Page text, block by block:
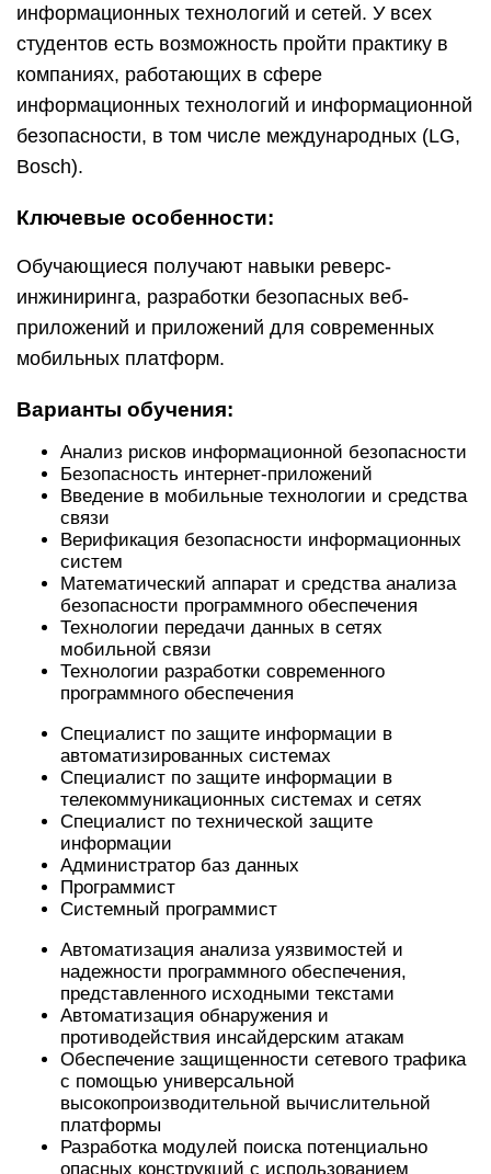
информационных технологий и сетей. У всех
студентов есть возможность пройти практику в
компаниях, работающих в сфере
информационных технологий и информационной
безопасности, в том числе международных (LG,
Bosch).
Ключевые особенности:
Обучающиеся получают навыки реверс-
инжиниринга, разработки безопасных веб-
приложений и приложений для современных
мобильных платформ.
Варианты обучения:
Анализ рисков информационной безопасности
Безопасность интернет-приложений
Введение в мобильные технологии и средства
связи
Верификация безопасности информационных
систем
Математический аппарат и средства анализа
безопасности программного обеспечения
Технологии передачи данных в сетях
мобильной связи
Технологии разработки современного
программного обеспечения
Специалист по защите информации в
автоматизированных системах
Специалист по защите информации в
телекоммуникационных системах и сетях
Специалист по технической защите
информации
Администратор баз данных
Программист
Системный программист
Автоматизация анализа уязвимостей и
надежности программного обеспечения,
представленного исходными текстами
Автоматизация обнаружения и
противодействия инсайдерским атакам
Обеспечение защищенности сетевого трафика
с помощью универсальной
высокопроизводительной вычислительной
платформы
Разработка модулей поиска потенциально
опасных конструкций с использованием